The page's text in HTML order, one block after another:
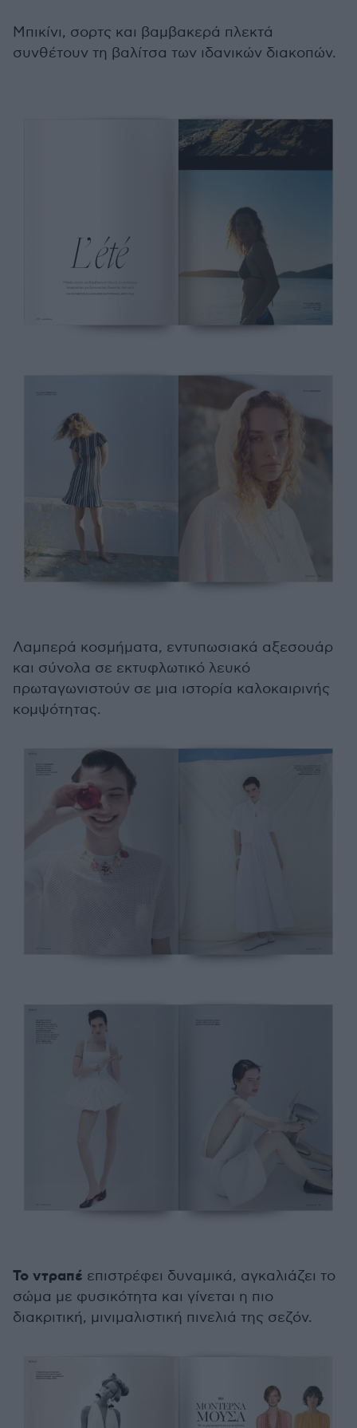
Μπικίνι, σορτς και βαμβακερά πλεκτά
συνθέτουν τη βαλίτσα των ιδανικών διακοπών.
Λαμπερά κοσμήματα, εντυπωσιακά αξεσουάρ
και σύνολα σε εκτυφλωτικό λευκό
πρωταγωνιστούν σε μια ιστορία καλοκαιρινής
κομψότητας.
Το ντραπέ επιστρέφει δυναμικά, αγκαλιάζει το
σώμα με φυσικότητα και γίνεται η πιο
διακριτική, μινιμαλιστική πινελιά της σεζόν.